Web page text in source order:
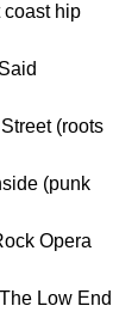
coast hip
(roots
(punk
Opera
Low End